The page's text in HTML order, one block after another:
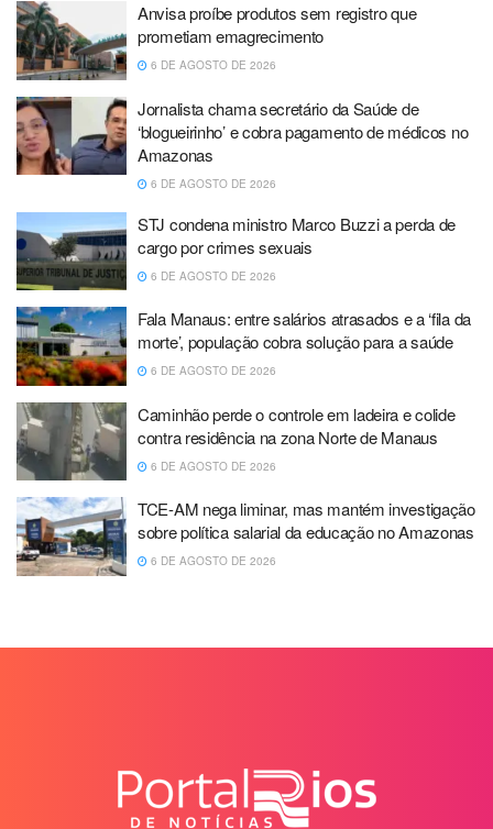
Anvisa proíbe produtos sem registro que
prometiam emagrecimento
6 DE AGOSTO DE 2026
Jornalista chama secretário da Saúde de
‘blogueirinho’ e cobra pagamento de médicos no
Amazonas
6 DE AGOSTO DE 2026
STJ condena ministro Marco Buzzi a perda de
cargo por crimes sexuais
6 DE AGOSTO DE 2026
Fala Manaus: entre salários atrasados e a ‘fila da
morte’, população cobra solução para a saúde
6 DE AGOSTO DE 2026
Caminhão perde o controle em ladeira e colide
contra residência na zona Norte de Manaus
6 DE AGOSTO DE 2026
TCE-AM nega liminar, mas mantém investigação
sobre política salarial da educação no Amazonas
6 DE AGOSTO DE 2026